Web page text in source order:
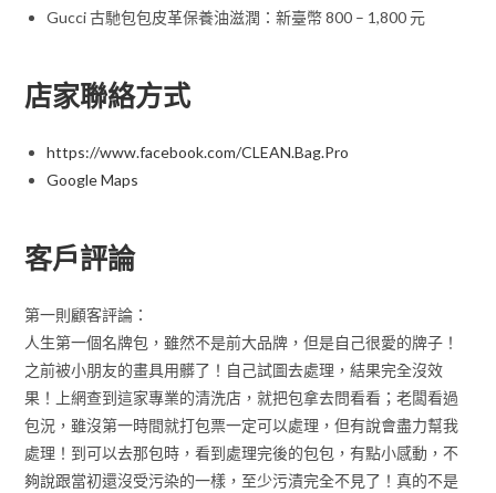
Gucci 古馳包包皮革保養油滋潤：新臺幣 800 – 1,800 元
店家聯絡方式
https://www.facebook.com/CLEAN.Bag.Pro
Google Maps
客戶評論
第一則顧客評論：
人生第一個名牌包，雖然不是前大品牌，但是自己很愛的牌子！
之前被小朋友的畫具用髒了！自己試圖去處理，結果完全沒效
果！上網查到這家專業的清洗店，就把包拿去問看看；老闆看過
包況，雖沒第一時間就打包票一定可以處理，但有說會盡力幫我
處理！到可以去那包時，看到處理完後的包包，有點小感動，不
夠說跟當初還沒受污染的一樣，至少污漬完全不見了！真的不是